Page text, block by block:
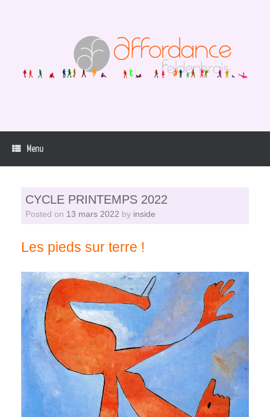
Menu
CYCLE PRINTEMPS 2022
Posted on 13 mars 2022 by inside
Les pieds sur terre !